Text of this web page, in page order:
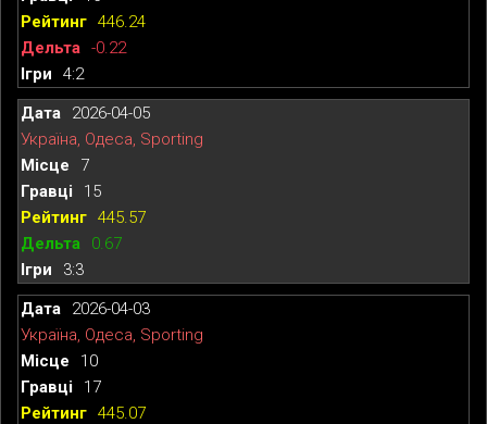
446.24
-0.22
4:2
2026-04-05
Україна, Одеса, Sporting
7
15
445.57
0.67
3:3
2026-04-03
Україна, Одеса, Sporting
10
17
445.07